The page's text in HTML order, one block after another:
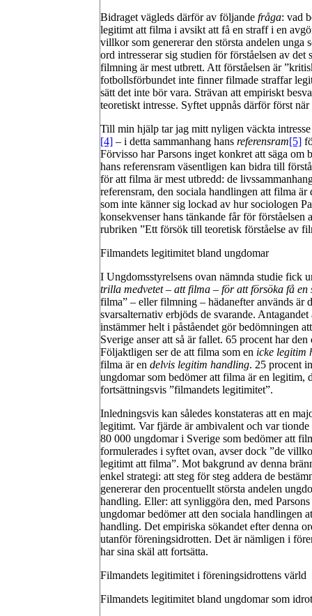
Bidraget vägleds därför av följande fråga: vad
legitimt att filma i avsikt att få en straff i en
villkor som genererar den största andelen
ord intresserar sig studien för förståelsen av
filmning är mest utbrett. Att förståelsen är
fotbollsförbundet inte finner filmade straffar
sätt det inte bör vara. Strävan att empiriskt
teoretiskt intresse. Syftet uppnås därför först
Till min hjälp tar jag mitt nyligen väckta
[4] – i detta sammanhang hans referensram[5]
Förvisso har Parsons inget konkret att säga
hans referensram väsentligen kan bidra till
för att filma är mest utbredd: de
referensram, den sociala handlingen att filma
som inte känner sig lockad av hur sociologen
konsekvenser hans tänkande får för
rubriken ”Ett försök till teoretisk förståelse av
Filmandets legitimitet bland ungdomar
I Ungdomsstyrelsens ovan nämnda studie fick
trilla medvetet – att filma – för att försöka få
filma” – eller filmning – hädanefter används är
svarsalternativ erbjöds de svarande.
instämmer helt i påståendet gör bedömningen
Sverige anser att så är fallet. 65 procent har
Följaktligen ser de att filma som en icke legitim
filma är en delvis legitim handling. 25 procent
ungdomar som bedömer att filma är en
fortsättningsvis ”filmandets legitimitet”.
Inledningsvis kan således konstateras att en
legitimt. Var fjärde är ambivalent och var
80 000 ungdomar i Sverige som bedömer att
formulerades i syftet ovan, avser dock ”de
legitimt att filma”. Mot bakgrund av denna
enkel strategi: att steg för steg addera de
genererar den procentuellt största andelen
handling. Eller: att synliggöra den, med
ungdomar bedömer att den sociala handlingen
handling. Det empiriska sökandet efter denna
utanför föreningsidrotten. Det är nämligen i
har sina skäl att fortsätta.
Filmandets legitimitet i föreningsidrottens värld
Filmandets legitimitet bland ungdomar som